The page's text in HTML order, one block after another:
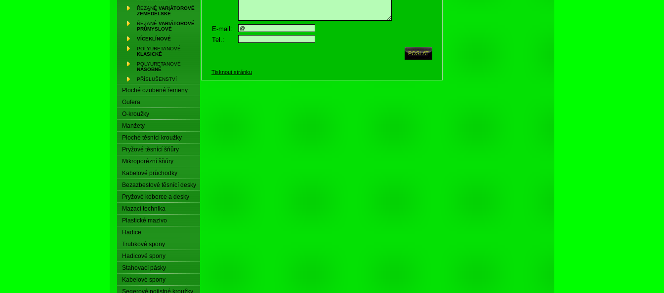
ŘEZANÉ VARIÁTOROVÉ
ZEMĚDĚLSKÉ
ŘEZANÉ VARIÁTOROVÉ
PRŮMYSLOVÉ
VÍCEKLÍNOVÉ
POLYURETANOVÉ
KLASICKÉ
POLYURETANOVÉ
NÁSOBNÉ
PŘÍSLUŠENSTVÍ
Ploché ozubené řemeny
Gufera
O-kroužky
Manžety
Ploché těsnící kroužky
Pryžové těsnící šňůry
Mikroporézní šňůry
Kabelové průchodky
Bezazbestové těsnící desky
Pryžové koberce a desky
Mazací technika
Plastické mazivo
Hadice
Trubkové spony
Hadicové spony
Stahovací pásky
Kabelové spony
Segerové pojistné kroužky
E-mail:
Tel.:
Tisknout stránku